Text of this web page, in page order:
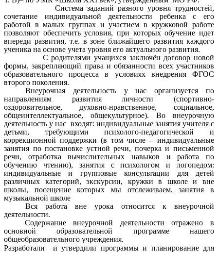
Система заданий разного уровня трудностей,
сочетание индивидуальной деятельности ребенка с его
работой в малых группах и участием в кружковой работе
позволяют обеспечить условия, при которых обучение идет
впереди развития, т.е. в зоне ближайшего развития каждого
ученика на основе учета уровня его актуального развития.
С родителями учащихся заключён договор новой
формы, закрепляющий права и обязанности всех участников
образовательного процесса в условиях внедрения ФГОС
второго поколения.
Внеурочная деятельность у нас организуется по
направлениям развития личности (спортивно-
оздоровительное, духовно-нравственное, социальное,
общеинтеллектуальное, общекультурное). Во внеурочную
деятельность у нас входят: индивидуальные занятия учителя с
детьми, требующими психолого-педагогической и
коррекционной поддержки (в том числе – индивидуальные
занятия по постановке устной речи, почерка и письменной
речи, отработка вычислительных навыков и работа по
обучению чтению), занятия с психологом и логопедом:
индивидуальные и групповые консультации для детей
различных категорий, экскурсии, кружки в школе и вне
школы, посещение которых мы отслеживаем, занятия в
музыкальной школе
Вся работа вне урока относится к внеурочной
деятельности.
Содержание внеурочной деятельности отражено в
основной образовательной программе нашего
общеобразовательного учреждения.
Разработали и утвердили программы и планирование для